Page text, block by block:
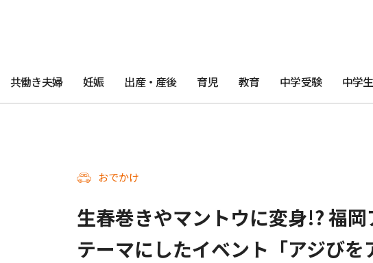
共働き夫婦 妊娠 出産・産後 育児 教育 中学受験 中学生
おでかけ
生春巻きやマントウに変身!? 福
テーマにしたイベント「アジびを